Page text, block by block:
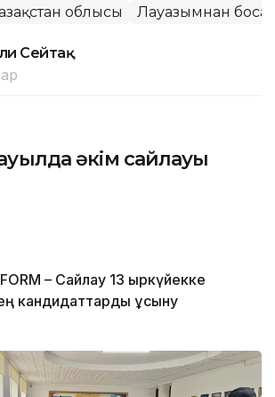
облысы Лауазымнан
Сейтақ
әкім сайлауы
– Сайлау 13 қыркүйекке
кандидаттарды ұсыну